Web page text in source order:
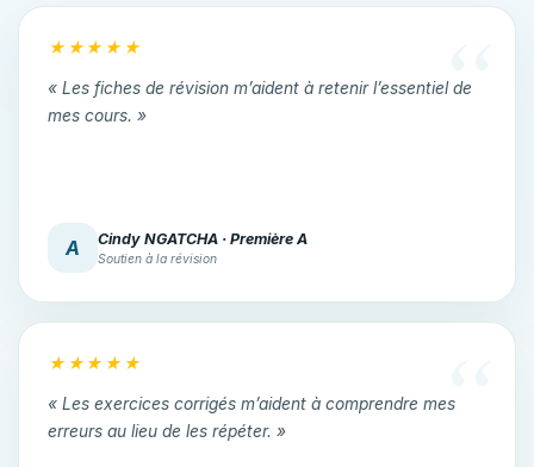
★★★★★
« Les fiches de révision m’aident à retenir l’essentiel de
mes cours. »
A Cindy NGATCHA · Première A
Soutien à la révision
★★★★★
« Les exercices corrigés m’aident à comprendre mes
erreurs au lieu de les répéter. »